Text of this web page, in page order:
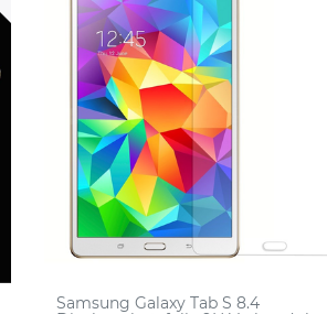
Samsung Galaxy Tab S 8.4